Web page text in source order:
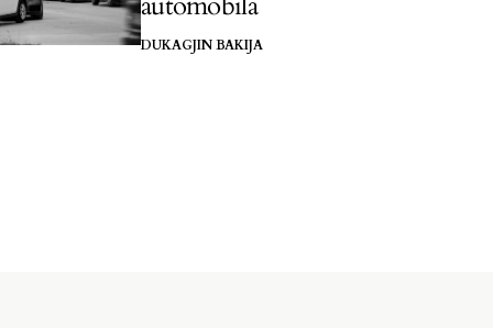
DUKAGJIN BAKIJA